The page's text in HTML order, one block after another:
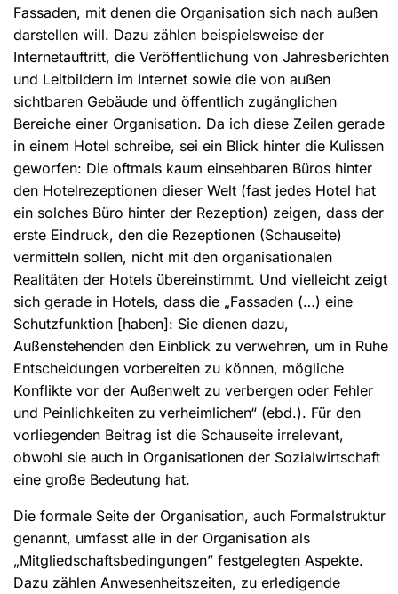
Fassaden, mit denen die Organisation sich nach außen
darstellen will. Dazu zählen beispielsweise der
Internetauftritt, die Veröffentlichung von Jahresberichten
und Leitbildern im Internet sowie die von außen
sichtbaren Gebäude und öffentlich zugänglichen
Bereiche einer Organisation. Da ich diese Zeilen gerade
in einem Hotel schreibe, sei ein Blick hinter die Kulissen
geworfen: Die oftmals kaum einsehbaren Büros hinter
den Hotelrezeptionen dieser Welt (fast jedes Hotel hat
ein solches Büro hinter der Rezeption) zeigen, dass der
erste Eindruck, den die Rezeptionen (Schauseite)
vermitteln sollen, nicht mit den organisationalen
Realitäten der Hotels übereinstimmt. Und vielleicht zeigt
sich gerade in Hotels, dass die „Fassaden (…) eine
Schutzfunktion [haben]: Sie dienen dazu,
Außenstehenden den Einblick zu verwehren, um in Ruhe
Entscheidungen vorbereiten zu können, mögliche
Konflikte vor der Außenwelt zu verbergen oder Fehler
und Peinlichkeiten zu verheimlichen“ (ebd.). Für den
vorliegenden Beitrag ist die Schauseite irrelevant,
obwohl sie auch in Organisationen der Sozialwirtschaft
eine große Bedeutung hat.
Die formale Seite der Organisation, auch Formalstruktur
genannt, umfasst alle in der Organisation als
„Mitgliedschaftsbedingungen” festgelegten Aspekte.
Dazu zählen Anwesenheitszeiten, zu erledigende